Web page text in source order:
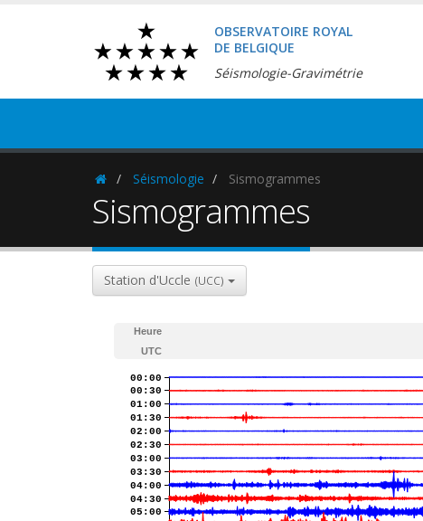
OBSERVATOIRE ROYAL
DE BELGIQUE
Séismologie-Gravimétrie
HomepageSéismologie Sismogrammes
Sismogrammes
Station d'Uccle (UCC)
Heure
UTC
00:00
00:30
01:00
01:30
02:00
02:30
03:00
03:30
04:00
04:30
05:00